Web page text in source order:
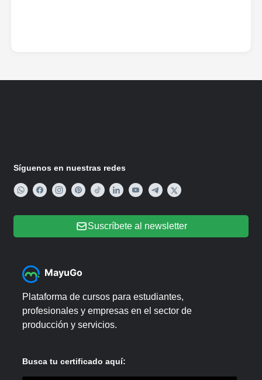
Síguenos en nuestras redes
Suscríbete al newsletter
MayuGo
Plataforma de cursos para estudiantes,
profesionales y empresas en el sector de
producción y servicios.
Busca tu certificado aquí: